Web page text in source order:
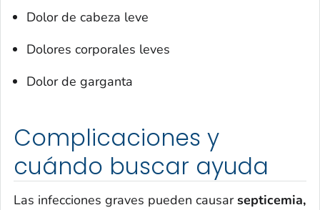
Dolor de cabeza leve
Dolores corporales leves
Dolor de garganta
Complicaciones y
cuándo buscar ayuda
Las infecciones graves pueden causarsepticemia,